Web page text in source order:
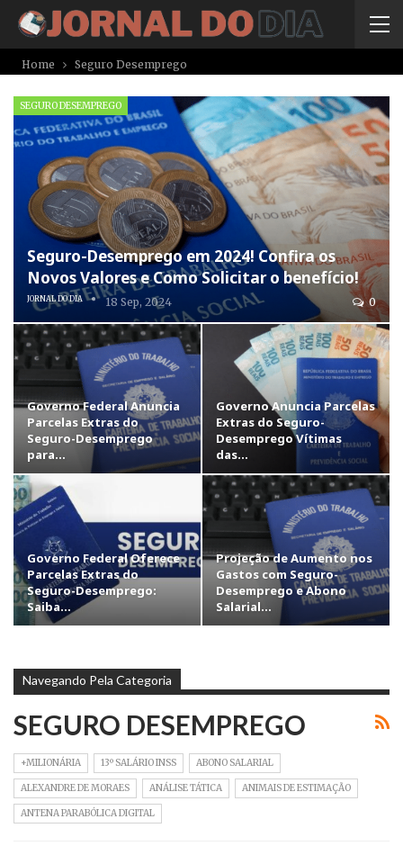
Home Seguro Desemprego
SEGURO DESEMPREGO
Seguro-Desemprego em 2024! Confira os
Novos Valores e Como Solicitar o benefício!
JORNAL DO DIA 18 Sep, 2024 0
Governo Federal Anuncia
Parcelas Extras do
Seguro-Desemprego
para…
Governo Anuncia Parcelas
Extras do Seguro-
Desemprego Vítimas
das…
Governo Federal Oferece
Parcelas Extras do
Seguro-Desemprego:
Saiba…
Projeção de Aumento nos
Gastos com Seguro-
Desemprego e Abono
Salarial…
Navegando Pela Categoria
SEGURO DESEMPREGO
+MILIONÁRIA 13º SALÁRIO INSS ABONO SALARIAL
ALEXANDRE DE MORAES ANÁLISE TÁTICA ANIMAIS DE ESTIMAÇÃO
ANTENA PARABÓLICA DIGITAL